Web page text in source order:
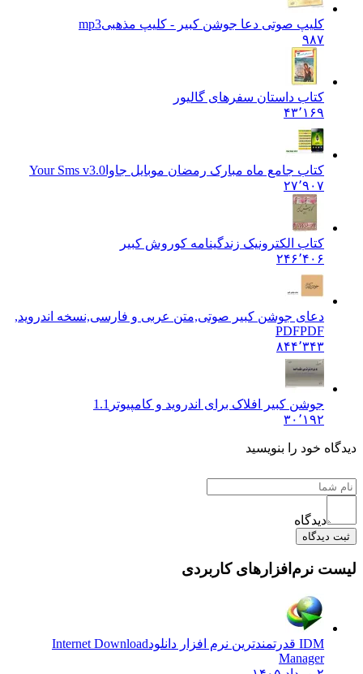
کلیپ صوتی دعا جوشن کبیر - کلیپ مذهبیmp3
۹۸۷
کتاب داستان سفرهای گالیور
۴۳٬۱۶۹
کتاب جامع ماه مبارک رمضان موبایل جاواYour Sms v3.0
۲۷٬۹۰۷
کتاب الکترونیک زندگینامه کوروش کبیر
۲۴۶٬۴۰۶
دعای جوشن کبیر صوتی,متن عربی و فارسی,نسخه اندروید,
PDFPDF
۸۴۴٬۳۴۳
جوشن کبیر افلاک برای اندروید و کامپیوتر1.1
۳۰٬۱۹۲
خود را بنویسید
دیدگاه
ثبت دیدگاه
نرم‌افزارهای کاربردی
IDM قدرتمندترین نرم افزار دانلود
Internet Download
Manager